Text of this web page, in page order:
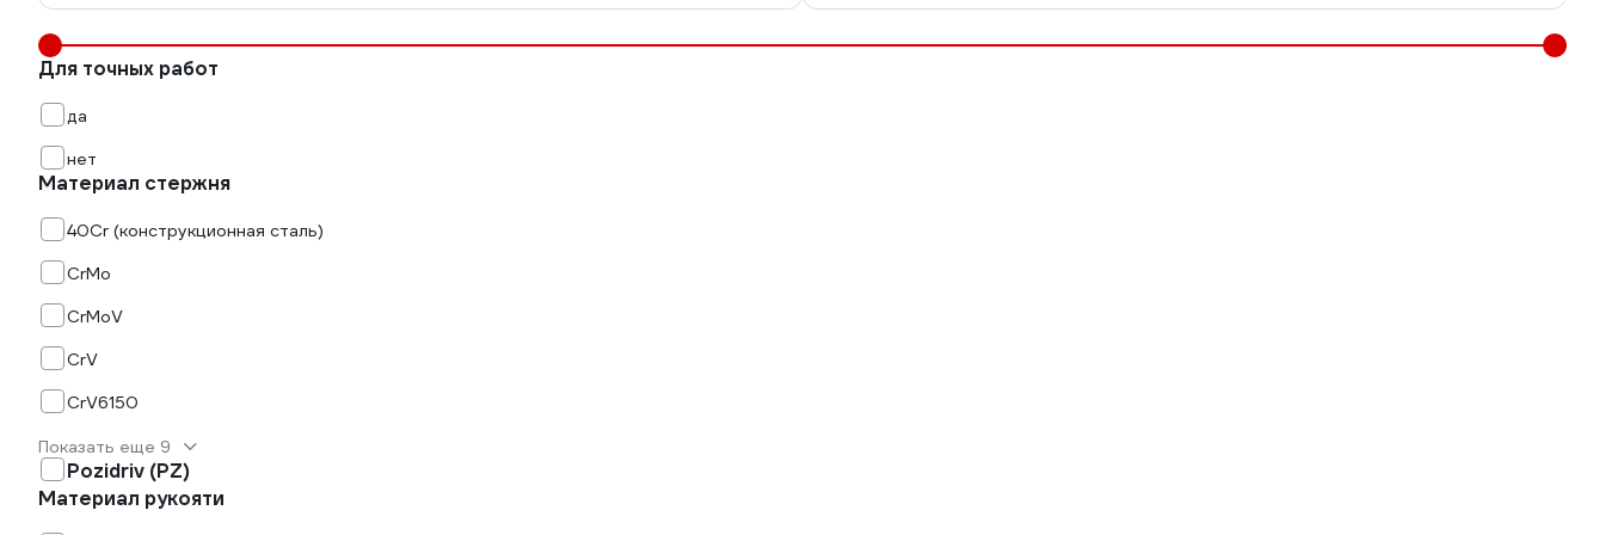
Для точных работ
да
нет
Материал стержня
40Cr (конструкционная сталь)
CrMo
CrMoV
CrV
CrV6150
Показать еще 9
Pozidriv (PZ)
Материал рукояти